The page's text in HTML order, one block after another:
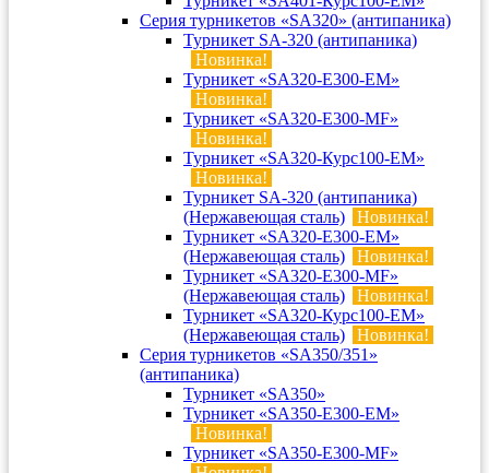
Серия турникетов «SA320» (антипаника)
Турникет SA-320 (антипаника)
Новинка!
Турникет «SA320-Е300-EM»
Новинка!
Турникет «SA320-Е300-MF»
Новинка!
Турникет «SA320-Курс100-EM»
Новинка!
Турникет SA-320 (антипаника)
(Нержавеющая сталь)
Новинка!
Турникет «SA320-Е300-EM»
(Нержавеющая сталь)
Новинка!
Турникет «SA320-Е300-MF»
(Нержавеющая сталь)
Новинка!
Турникет «SA320-Курс100-EM»
(Нержавеющая сталь)
Новинка!
Серия турникетов «SA350/351»
(антипаника)
Турникет «SA350»
Турникет «SA350-Е300-EM»
Новинка!
Турникет «SA350-Е300-MF»